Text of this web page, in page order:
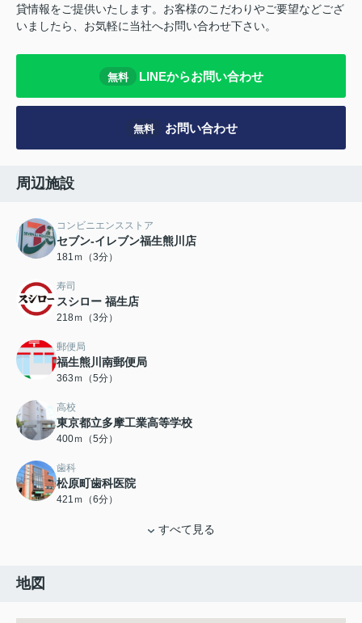
貸情報をご提供いたします。お客様のこだわりやご要望などござ
いましたら、お気軽に当社へお問い合わせ下さい。
無料 LINEからお問い合わせ
無料 お問い合わせ
周辺施設
コンビニエンスストア
セブン-イレブン福生熊川店
181ｍ（3分）
寿司
スシロー 福生店
218ｍ（3分）
郵便局
福生熊川南郵便局
363ｍ（5分）
高校
東京都立多摩工業高等学校
400ｍ（5分）
歯科
松原町歯科医院
421ｍ（6分）
すべて見る
地図